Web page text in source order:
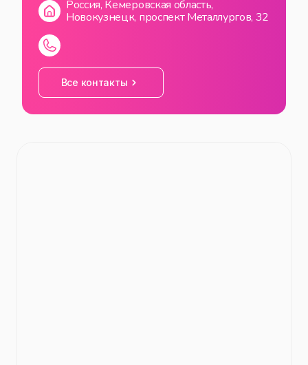
Россия, Кемеровская область,
Новокузнецк, проспект Металлургов, 32
Все контакты